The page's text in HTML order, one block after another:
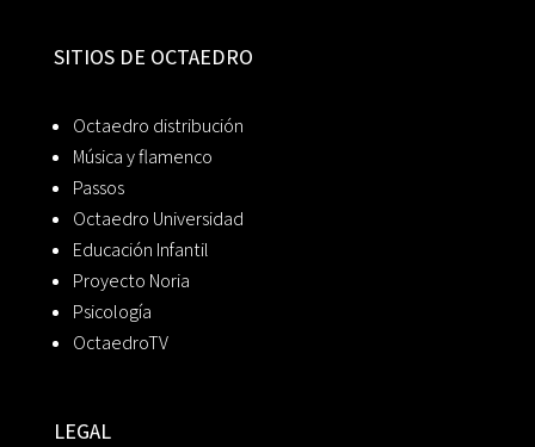
SITIOS DE OCTAEDRO
Octaedro distribución
Música y flamenco
Passos
Octaedro Universidad
Educación Infantil
Proyecto Noria
Psicología
OctaedroTV
LEGAL